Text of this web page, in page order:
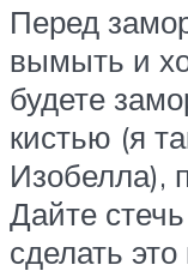
Перед
вымыть и
будете
кистью (я
Изобелла),
Дайте
сделать